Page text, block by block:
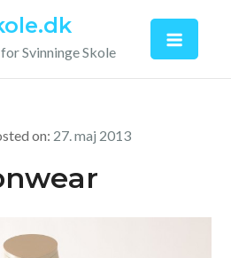
Svinninge Skole
on: 27. maj 2013